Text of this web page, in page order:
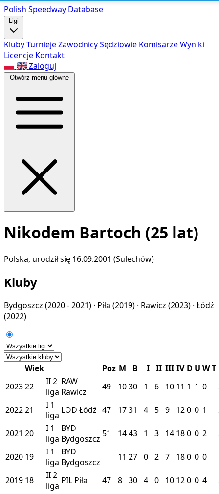
Polish Speedway Database
Ligi
KlubyTurniejeZawodnicySędziowie KomisarzeWyniki
Licencje Kontakt
Zaloguj
Otwórz menu główne
Nikodem Bartoch (25 lat)
Polska, urodził się 16.09.2001 (Sulechów)
Kluby
Bydgoszcz (2020 - 2021) · Piła (2019) · Rawicz (2023) · Łódź
(2022)
Wiek Poz M B I II III IV D U WT
202322 II2
liga
RAW
Rawicz
49 1030 1 6 10 11 1 1 0
202221 I 1
liga LOD Łódź 47 1731 4 5 9 120 0 1
2021 20 I 1
liga
BYD
Bydgoszcz 51 1443 1 3 14 180 0 2
2020 19 I 1
liga
BYD
Bydgoszcz
11 27 0 2 7 180 0 0
2019 18 II2
liga PIL Piła 47 8 30 4 0 10 120 0 4